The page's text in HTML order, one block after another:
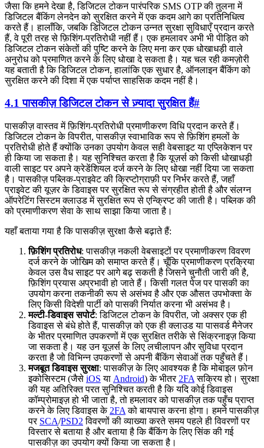
जैसा कि हमने देखा है, डिजिटल टोकन पारंपरिक SMS OTP की तुलना में
डिजिटल बैंकिंग लेनदेन को सुरक्षित करने में एक कदम आगे का प्रतिनिधित्व
करते हैं। हालाँकि, जबकि डिजिटल टोकन उन्नत सुरक्षा सुविधाएँ प्रदान करते
हैं, वे पूरी तरह से फ़िशिंग-प्रतिरोधी नहीं हैं। एक हमलावर अभी भी पीड़ित को
डिजिटल टोकन संकेतों की पुष्टि करने के लिए मना कर एक धोखाधड़ी वाले
अनुरोध को प्रमाणित करने के लिए धोखा दे सकता है। यह चल रही कमज़ोरी
यह बताती है कि डिजिटल टोकन, हालांकि एक सुधार है, ऑनलाइन बैंकिंग को
सुरक्षित करने की दिशा में एक पर्याप्त साहसिक कदम नहीं है।
4.1 पासकीज़ डिजिटल टोकन से ज़्यादा सुरक्षित हैं#
पासकीज़ वास्तव में फ़िशिंग-प्रतिरोधी प्रमाणीकरण विधि प्रदान करते हैं।
डिजिटल टोकन के विपरीत, पासकीज़ स्वाभाविक रूप से फ़िशिंग हमलों के
प्रतिरोधी होते हैं क्योंकि उनका उपयोग केवल सही वेबसाइट या एप्लिकेशन पर
ही किया जा सकता है। यह सुनिश्चित करता है कि यूज़र्स को किसी धोखाधड़ी
वाली साइट पर अपने क्रेडेंशियल दर्ज करने के लिए धोखा नहीं दिया जा सकता
है। पासकीज़ पब्लिक-प्राइवेट की क्रिप्टोग्राफ़ी पर निर्भर करते हैं, जहाँ
प्राइवेट की यूज़र के डिवाइस पर सुरक्षित रूप से संग्रहीत होती है और संलग्न
ऑपरेटिंग सिस्टम क्लाउड में सुरक्षित रूप से एन्क्रिप्ट की जाती है। पब्लिक की
को प्रमाणीकरण सेवा के साथ साझा किया जाता है।
यहाँ बताया गया है कि पासकीज़ सुरक्षा कैसे बढ़ाते हैं:
फ़िशिंग प्रतिरोध: पासकीज़ नकली वेबसाइटों पर प्रमाणीकरण विवरण
दर्ज करने के जोखिम को समाप्त करते हैं। चूँकि प्रमाणीकरण प्रक्रिया
केवल उस वैध साइट पर आगे बढ़ सकती है जिसने चुनौती जारी की है,
फ़िशिंग प्रयास अप्रभावी हो जाते हैं। किसी गलत पेज पर पासकी का
उपयोग करना तकनीकी रूप से असंभव है और एक औसत उपभोक्ता के
लिए किसी विदेशी पार्टी को पासकी निर्यात करना भी असंभव है।
मल्टी-डिवाइस सपोर्ट: डिजिटल टोकन के विपरीत, जो अक्सर एक ही
डिवाइस से बंधे होते हैं, पासकीज़ को एक ही क्लाउड या पासवर्ड मैनेजर
के भीतर प्रमाणित उपकरणों में एक सुरक्षित तरीके से सिंक्रनाइज़ किया
जा सकता है। यह उन यूज़र्स के लिए लचीलापन और सुविधा प्रदान
करता है जो विभिन्न उपकरणों से अपनी बैंकिंग सेवाओं तक पहुँचते हैं।
मजबूत डिवाइस सुरक्षा: पासकीज़ के लिए आवश्यक है कि मोबाइल फ़ोन
इकोसिस्टम (जैसे iOS या Android) के भीतर 2FA सक्रिय हो। सुरक्षा
की यह अतिरिक्त परत सुनिश्चित करती है कि यदि कोई डिवाइस
कॉम्प्रोमाइज़ हो भी जाता है, तो हमलावर को पासकीज़ तक पहुँच प्राप्त
करने के लिए डिवाइस के 2FA को बायपास करना होगा। हमने पासकीज़
पर SCA/PSD2 विवरणों की व्याख्या करते समय पहले ही विवरणों पर
विस्तार से बताया है और बताया है कि बैंकिंग के लिए सिंक की गई
पासकीज़ का उपयोग क्यों किया जा सकता है।